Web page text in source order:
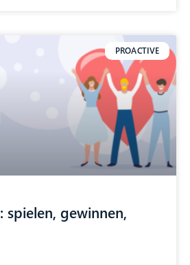
PROACTIVE
spielen, gewinnen,